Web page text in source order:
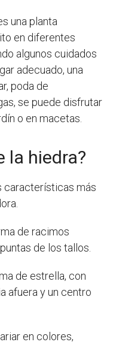
una planta
en diferentes
algunos cuidados
adecuado, una
poda de
se puede disfrutar
o en macetas.
la hiedra?
características más
de racimos
de los tallos.
de estrella, con
afuera y un centro
en colores,